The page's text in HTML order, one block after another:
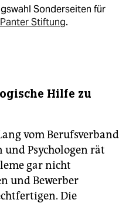
Sonderseiten für
Stiftung.
Hilfe zu
vom Berufsverband
und Psychologen rät
gar nicht
und Bewerber
Die